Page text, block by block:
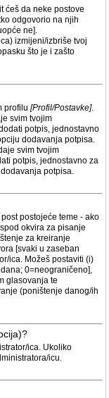
ćeš da neke postove
odgovorio na njih
ne].
izmijeni/izbriše tvoj
što je i zašto
profilu [Profil/Postavke].
svim tvojim
potpis, jednostavno
dodavanja potpisa.
svim tvojim
potpis, jednostavno za
potpisa.
postojeće teme - ako
okvira za pisanje
za kreiranje
[svaki u zaseban
ica. Možeš postaviti (i)
0=neograničeno],
glasovanja te
(poništenje danog/ih
ica. Ukoliko
icu.